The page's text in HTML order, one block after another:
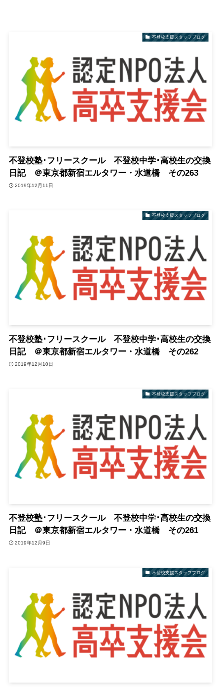
不登校支援スタッフブログ
不登校塾･フリースクール 不登校中学･高校生の交換
日記 ＠東京都新宿エルタワー・水道橋 その263
2019年12月11日
不登校支援スタッフブログ
不登校塾･フリースクール 不登校中学･高校生の交換
日記 ＠東京都新宿エルタワー・水道橋 その262
2019年12月10日
不登校支援スタッフブログ
不登校塾･フリースクール 不登校中学･高校生の交換
日記 ＠東京都新宿エルタワー・水道橋 その261
2019年12月9日
不登校支援スタッフブログ